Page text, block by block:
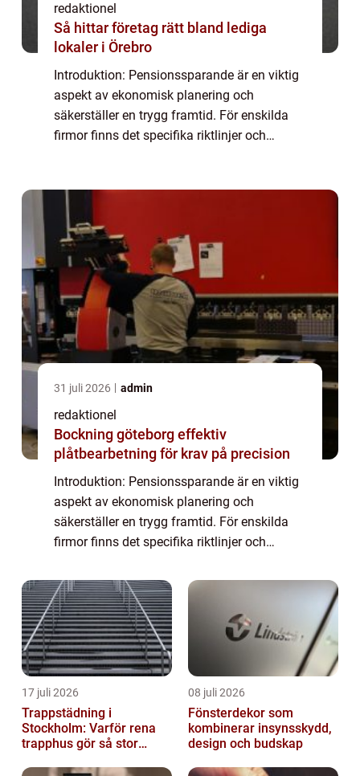
redaktionel
Så hittar företag rätt bland lediga
lokaler i Örebro
Introduktion: Pensionssparande är en viktig
aspekt av ekonomisk planering och
säkerställer en trygg framtid. För enskilda
firmor finns det specifika riktlinjer och
sär...
31 juli 2026 admin
redaktionel
Bockning göteborg effektiv
plåtbearbetning för krav på precision
Introduktion: Pensionssparande är en viktig
aspekt av ekonomisk planering och
säkerställer en trygg framtid. För enskilda
firmor finns det specifika riktlinjer och
vara fördelaktiga och anpassade till denna
sär...
17 juli 2026
Trappstädning i
Stockholm: Varför rena
trapphus gör så stor
08 juli 2026
Fönsterdekor som
kombinerar insynsskydd,
design och budskap